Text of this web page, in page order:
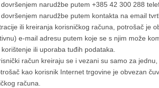
narudžbe putem +385 42 300 288
narudžbe putem kontakta na email
ili kreiranja korisničkog računa, potrošač je
e-mail adresu putem koje se s njim može
ili uporaba tuđih podataka.
račun kreiraju se i vezani su samo za
kao korisnik Internet trgovine je obvezan
računa.